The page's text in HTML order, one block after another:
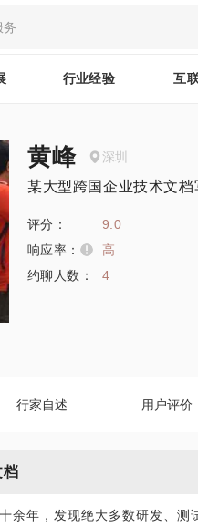
行业经验 互
黄峰 深圳
某大型跨国企业技术文档
评分：
9.0
响应率：
高
约聊人数：
4
行家自述 用户评价
档
余年，发现绝大多数研发、测